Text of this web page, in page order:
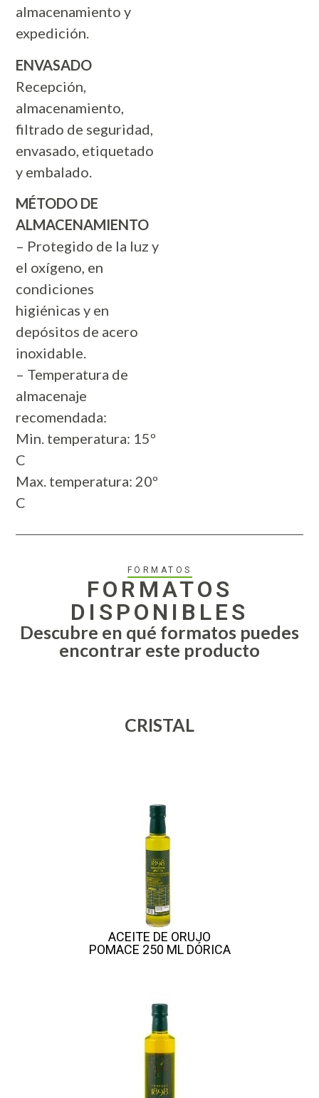
almacenamiento y
expedición.
ENVASADO
Recepción,
almacenamiento,
filtrado de seguridad,
envasado, etiquetado
y embalado.
MÉTODO DE
ALMACENAMIENTO
– Protegido de la luz y
el oxígeno, en
condiciones
higiénicas y en
depósitos de acero
inoxidable.
– Temperatura de
almacenaje
recomendada:
Min. temperatura: 15º
C
Max. temperatura: 20º
C
FORMATOS
FORMATOS
DISPONIBLES
Descubre en qué formatos puedes
encontrar este producto
CRISTAL
ACEITE DE ORUJO
POMACE 250 ML DÓRICA